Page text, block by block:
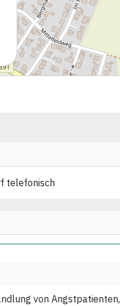
telefonisch
von Angstpatienten,